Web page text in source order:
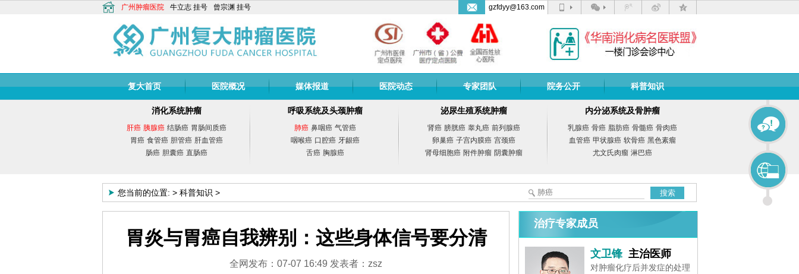
广州肿瘤医院 牛立志 挂号 曾宗渊 挂号 gzfdyy@163.com
复大首页 医院概况 媒体报道 医院动态 专家团队 院务公开 科普知识
消化系统肿瘤
肝癌 胰腺癌 结肠癌 胃肠间质癌
胃癌 食管癌 胆管癌 肝血管癌
肠癌 胆囊癌 直肠癌
呼吸系统及头颈肿瘤
肺癌 鼻咽癌 气管癌
咽喉癌 口腔癌 牙龈癌
舌癌 胸腺癌
泌尿生殖系统肿瘤
肾癌 膀胱癌 睾丸癌 前列腺癌
卵巢癌 子宫内膜癌 宫颈癌
肾母细胞癌 附件肿瘤 阴囊肿瘤
内分泌系统及骨肿瘤
乳腺癌 骨癌 脂肪癌 骨髓癌 骨肉癌
血管癌 甲状腺癌 软骨癌 黑色素瘤
尤文氏肉瘤 淋巴癌
您当前的位置: > 科普知识 > 搜索
胃炎与胃癌自我辨别：这些身体信号要分清
全网发布：07-07 16:49 发表者：zsz
治疗专家成员
第四军医大学胸心外科博士
文卫锋 主治医师
对肿瘤化疗后并发症的处理